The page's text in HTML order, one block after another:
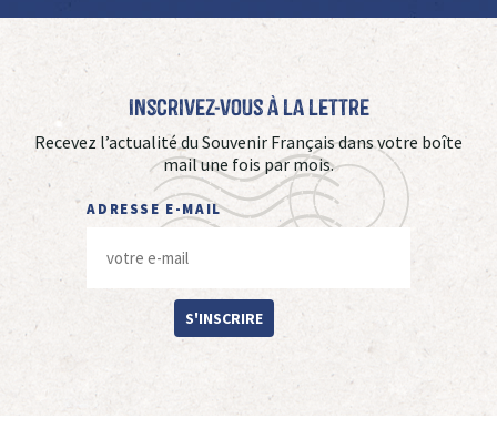
Inscrivez-vous à La Lettre
Recevez l’actualité du Souvenir Français dans votre boîte
mail une fois par mois.
ADRESSE E-MAIL
S'INSCRIRE